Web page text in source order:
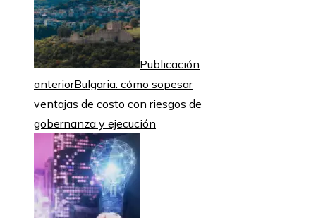
Publicación
anteriorBulgaria: cómo sopesar
ventajas de costo con riesgos de
gobernanza y ejecución